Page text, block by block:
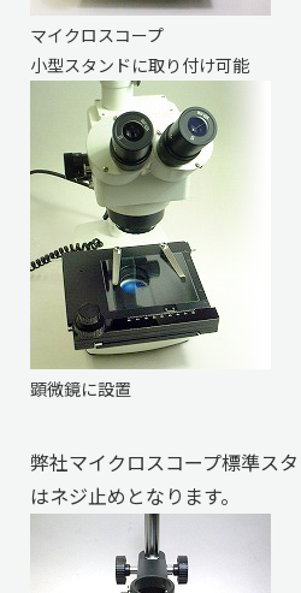
マイクロスコープ
小型スタンドに取り付け可能
顕微鏡に設置
弊社マイクロスコープ標準ス
はネジ止めとなります。